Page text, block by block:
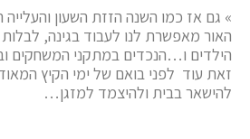
» גם אז כמו השנה הזזת השעון
האור מאפשרת לנו לעבוד בגינה,
הילדים ו…הנכדים במתקני המשחקים
זאת עוד לפני בואם של ימי הקיץ
להישאר בבית ולהיצמד למזגן…